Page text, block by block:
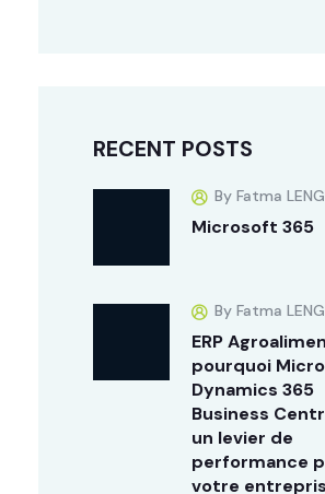
RECENT POSTS
By Fatma
Microsoft 365
By Fatma
ERP
pourquoi
Dynamics 365
Business
un levier de
performance
votre